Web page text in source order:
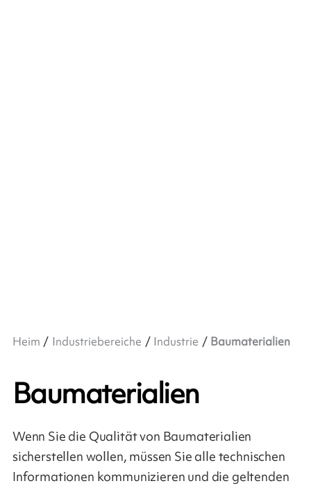
Heim Industriebereiche Industrie Baumaterialien
Baumaterialien
Wenn Sie die Qualität von Baumaterialien
sicherstellen wollen, müssen Sie alle technischen
Informationen kommunizieren und die geltenden